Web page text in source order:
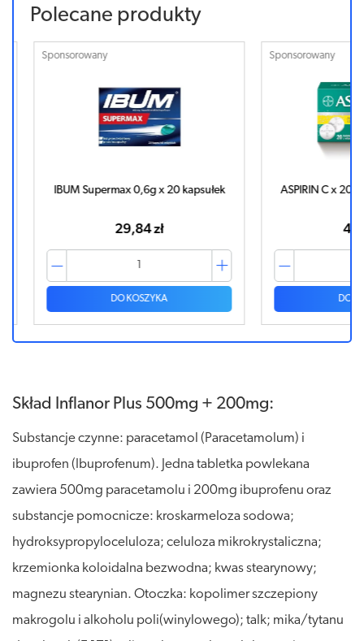
Polecane produkty
Sponsorowany
ASPIRIN C x 20 tabletek musyjących
49,74 zł
DO KOSZYKA
Mel
Skład Inflanor Plus 500mg + 200mg:
Substancje czynne: paracetamol (Paracetamolum) i
ibuprofen (Ibuprofenum). Jedna tabletka powlekana
zawiera 500mg paracetamolu i 200mg ibuprofenu oraz
substancje pomocnicze: kroskarmeloza sodowa;
hydroksypropyloceluloza; celuloza mikrokrystaliczna;
krzemionka koloidalna bezwodna; kwas stearynowy;
magnezu stearynian. Otoczka: kopolimer szczepiony
makrogolu i alkoholu poli(winylowego); talk; mika/tytanu